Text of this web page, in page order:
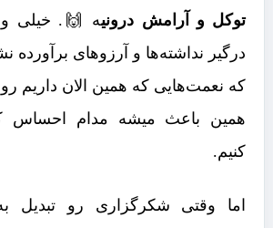
توکل و آرامش درونیه 🙌. خیلی
درگیر نداشته‌ها و آرزوهای
که نعمت‌هایی که همین الان داریم رو
همین باعث میشه مدام احساس
کنیم.
اما وقتی شکرگزاری رو تبدیل